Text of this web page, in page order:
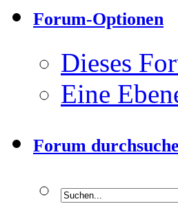
Forum-Optionen
Dieses
Eine
Forum